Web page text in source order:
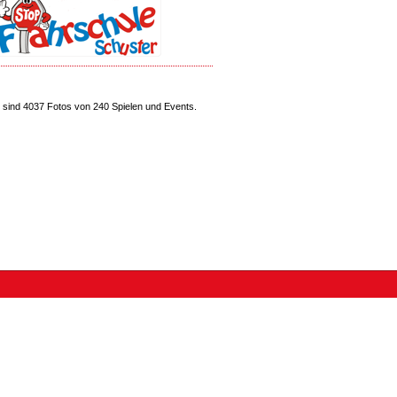
sind 4037 Fotos von 240 Spielen und Events.